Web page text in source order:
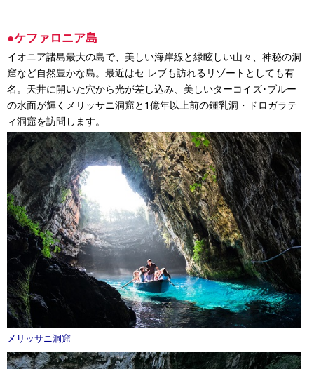
●ケファロニア島
イオニア諸島最大の島で、美しい海岸線と緑眩しい山々、神秘の洞
窟など自然豊かな島。最近はセ レブも訪れるリゾートとしても有
名。天井に開いた穴から光が差し込み、美しいターコイズ･ブルー
の水面が輝くメリッサニ洞窟と1億年以上前の鍾乳洞・ドロガラテ
ィ洞窟を訪問します。
メリッサニ洞窟